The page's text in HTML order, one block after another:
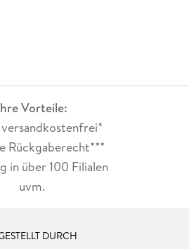
Vorteile:
Rückgaberecht***
in über 100 Filialen
uvm.
DURCH